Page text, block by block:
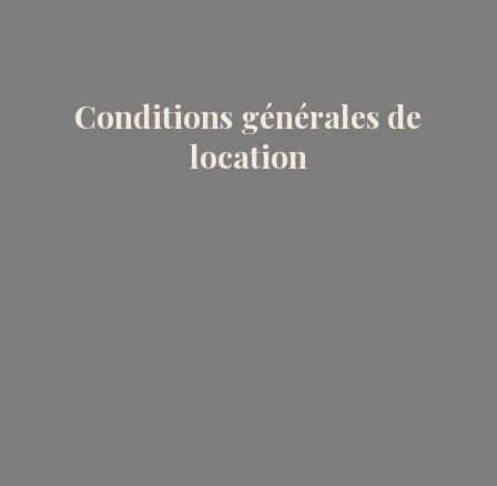
Conditions générales de
location